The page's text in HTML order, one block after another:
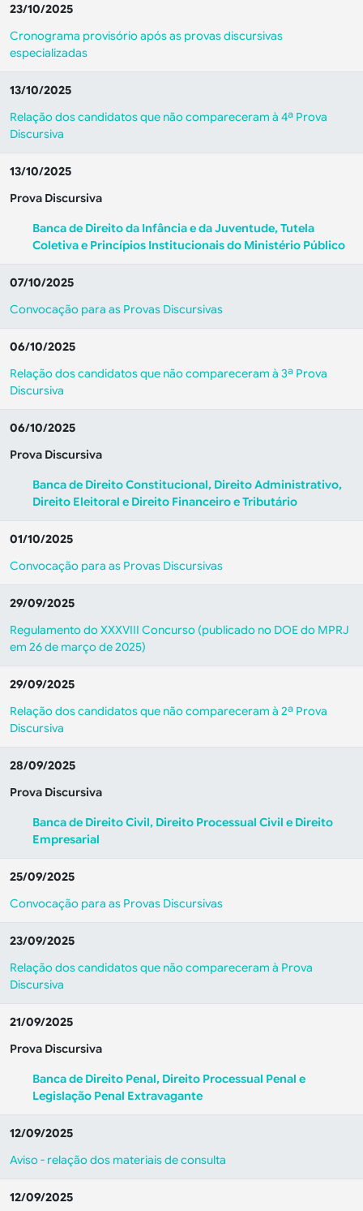
23/10/2025
Cronograma provisório após as provas discursivas
especializadas
13/10/2025
Relação dos candidatos que não compareceram à 4ª Prova
Discursiva
13/10/2025
Prova Discursiva
Banca de Direito da Infância e da Juventude, Tutela
Coletiva e Princípios Institucionais do Ministério Público
07/10/2025
Convocação para as Provas Discursivas
06/10/2025
Relação dos candidatos que não compareceram à 3ª Prova
Discursiva
06/10/2025
Prova Discursiva
Banca de Direito Constitucional, Direito Administrativo,
Direito Eleitoral e Direito Financeiro e Tributário
01/10/2025
Convocação para as Provas Discursivas
29/09/2025
Regulamento do XXXVIII Concurso (publicado no DOE do MPRJ
em 26 de março de 2025)
29/09/2025
Relação dos candidatos que não compareceram à 2ª Prova
Discursiva
28/09/2025
Prova Discursiva
Banca de Direito Civil, Direito Processual Civil e Direito
Empresarial
25/09/2025
Convocação para as Provas Discursivas
23/09/2025
Relação dos candidatos que não compareceram à Prova
Discursiva
21/09/2025
Prova Discursiva
Banca de Direito Penal, Direito Processual Penal e
Legislação Penal Extravagante
12/09/2025
Aviso - relação dos materiais de consulta
12/09/2025